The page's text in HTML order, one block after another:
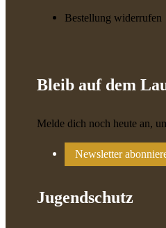
Bestellung widerrufen
Bleib auf dem
Melde dich noch heute an,
Newsletter
Jugendschutz